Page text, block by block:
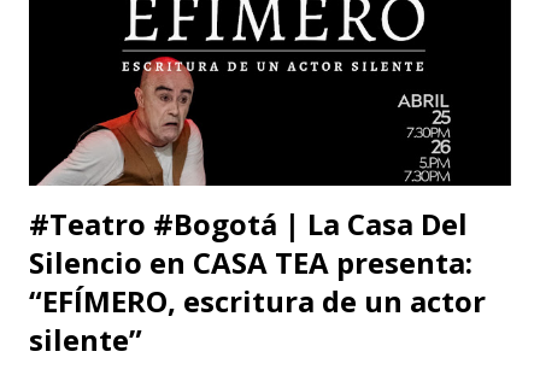
participantes les hacen una cordial invitación al público
capitalino y a los espectadores del arte y la cultura en la
ciudad (y fuera de ella) para que asistan a la tercera versión
de este festival internacional de teatro que este año les ...
#Teatro #Bogotá | La Casa Del
Silencio en CASA TEA presenta:
“EFÍMERO, escritura de un actor
silente”